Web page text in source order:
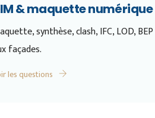
& maquette numérique
synthèse, clash, IFC, LOD,
façades.
les questions